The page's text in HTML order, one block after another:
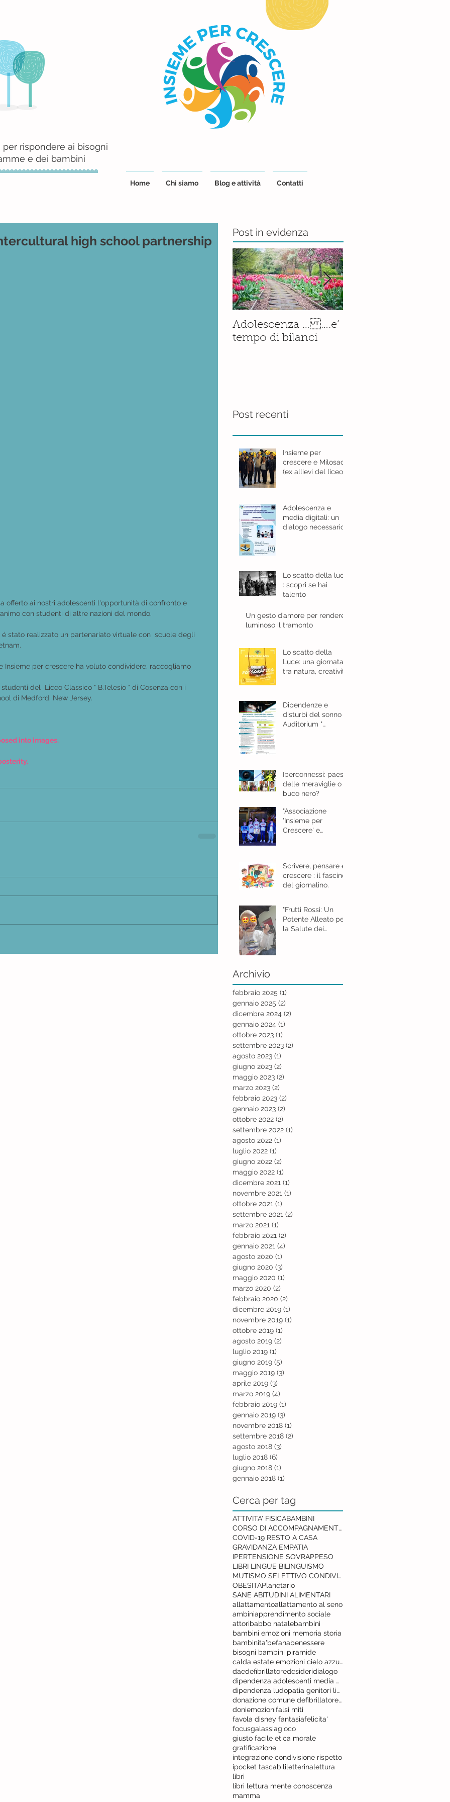
rispondere ai bisogni
e dei bambini
Home Chi siamo Blog e attività Contatti
high school partnership
offerto ai nostri adolescenti l'opportunità di confronto e
con studenti di altre nazioni del mondo.
stato realizzato un partenariato virtuale con  scuole degli
Insieme per crescere ha voluto condividere, raccogliamo
del  Liceo Classico " B.Telesio " di Cosenza con i
di Medford, New Jersey.
into images.
Post in evidenza
Adolescenza … ….e’
tempo di bilanci
Post recenti
Insieme per
crescere e Milosao
(ex allievi del liceo
Adolescenza e
media digitali: un
dialogo necessario
Lo scatto della luce
: scopri se hai
talento
Un gesto d’amore per rendere
luminoso il tramonto
Lo scatto della
Luce: una giornata
tra natura, creatività
Dipendenze e
disturbi del sonno
Auditorium "
Iperconnessi: paese
delle meraviglie o
buco nero?
"Associazione
'Insieme per
Crescere' e
Scrivere, pensare e
crescere : il fascino
del giornalino.
"Frutti Rossi: Un
Potente Alleato per
la Salute dei
Archivio
febbraio 2025 (1)
gennaio 2025 (2)
dicembre 2024 (2)
gennaio 2024 (1)
ottobre 2023 (1)
settembre 2023 (2)
agosto 2023 (1)
giugno 2023 (2)
maggio 2023 (2)
marzo 2023 (2)
febbraio 2023 (2)
gennaio 2023 (2)
ottobre 2022 (2)
settembre 2022 (1)
agosto 2022 (1)
luglio 2022 (1)
giugno 2022 (2)
maggio 2022 (1)
dicembre 2021 (1)
novembre 2021 (1)
ottobre 2021 (1)
settembre 2021 (2)
marzo 2021 (1)
febbraio 2021 (2)
gennaio 2021 (4)
agosto 2020 (1)
giugno 2020 (3)
maggio 2020 (1)
marzo 2020 (2)
febbraio 2020 (2)
dicembre 2019 (1)
novembre 2019 (1)
ottobre 2019 (1)
agosto 2019 (2)
luglio 2019 (1)
giugno 2019 (5)
maggio 2019 (3)
aprile 2019 (3)
marzo 2019 (4)
febbraio 2019 (1)
gennaio 2019 (3)
novembre 2018 (1)
settembre 2018 (2)
agosto 2018 (3)
luglio 2018 (6)
giugno 2018 (1)
gennaio 2018 (1)
Cerca per tag
ATTIVITA' FISICABAMBINI
CORSO DI ACCOMPAGNAMENTO ALLA NASCITA
COVID-19 RESTO A CASA
GRAVIDANZA EMPATIA
IPERTENSIONE SOVRAPPESO
LIBRI LINGUE BILINGUISMO
MUTISMO SELETTIVO CONDIVISIONE RETE
OBESITAPlanetario
SANE ABITUDINI ALIMENTARI
allattamentoallattamento al seno
ambiniapprendimento sociale
attoribabbo natalebambini
bambini emozioni memoria storia
bambinita'befanabenessere
bisogni bambini piramide
calda estate emozioni cielo azzurro
daedefibrillatoredesideridialogo
dipendenza adolescenti media device
dipendenza ludopatia genitori linee guida
donazione comune defibrillatore vita
doniemozionifalsi miti
favola disney fantasiafelicita'
focusgalassiagioco
giusto facile etica morale
gratificazione
integrazione condivisione rispetto
ipocket tascabililetterinalettura
libri
libri lettura mente conoscenza
mamma